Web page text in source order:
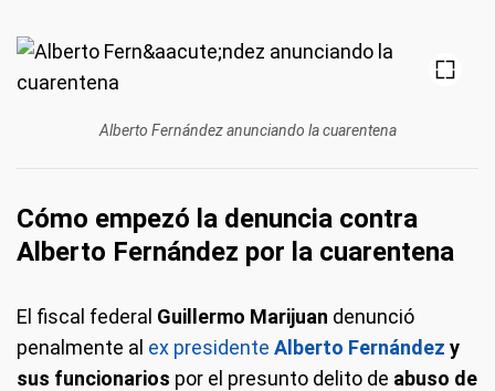
Alberto Fernández anunciando la cuarentena
Cómo empezó la denuncia contra
Alberto Fernández por la cuarentena
El fiscal federal Guillermo Marijuan denunció
penalmente al ex presidente Alberto Fernández y
sus funcionarios por el presunto delito de abuso de